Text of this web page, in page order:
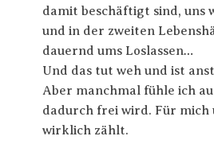
damit beschäftigt sind, uns
und in der zweiten
dauernd ums Loslassen…
Und das tut weh und ist
Aber manchmal fühle ich
dadurch frei wird. Für mich
wirklich zählt.